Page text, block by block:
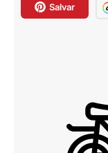
Salvar